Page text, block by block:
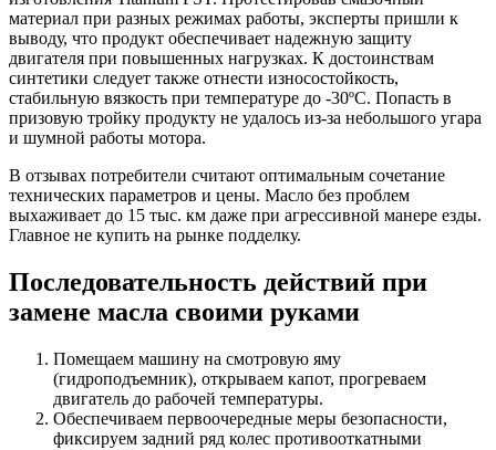
материал при разных режимах работы, эксперты пришли к
выводу, что продукт обеспечивает надежную защиту
двигателя при повышенных нагрузках. К достоинствам
синтетики следует также отнести износостойкость,
стабильную вязкость при температуре до -30ºС. Попасть в
призовую тройку продукту не удалось из-за небольшого угара
и шумной работы мотора.
В отзывах потребители считают оптимальным сочетание
технических параметров и цены. Масло без проблем
выхаживает до 15 тыс. км даже при агрессивной манере езды.
Главное не купить на рынке подделку.
Последовательность действий при
замене масла своими руками
Помещаем машину на смотровую яму
(гидроподъемник), открываем капот, прогреваем
двигатель до рабочей температуры.
Обеспечиваем первоочередные меры безопасности,
фиксируем задний ряд колес противооткатными